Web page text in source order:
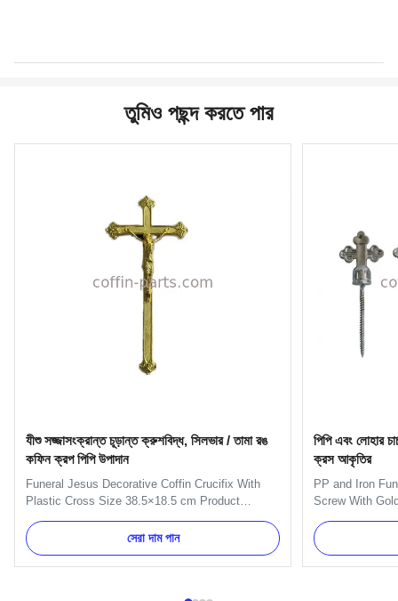
তুমিও পছন্দ করতে পার
যীশু সজ্জাসংক্রান্ত চূড়ান্ত ক্রুশবিদ্ধ, সিলভার / তামা রঙ
কফিন ক্রপ পিপি উপাদান
Funeral Jesus Decorative Coffin Crucifix With
Plastic Cross Size 38.5×18.5 cm Product
Description: The size of the cross is 38.5×18.5
cm and the size of Jesus is 16x12cm. It is used
on coffin lid for decorating. Item Name TX-Jesus
7# , Pale Gold Material Plastic(PP) Color Gold,
সেরা দাম পান
পিপি এবং লোহার
ক্রস আকৃতির
PP and Iron
Screw With
Mathching
screws and 4
can pack as
Screw 5#- Gold